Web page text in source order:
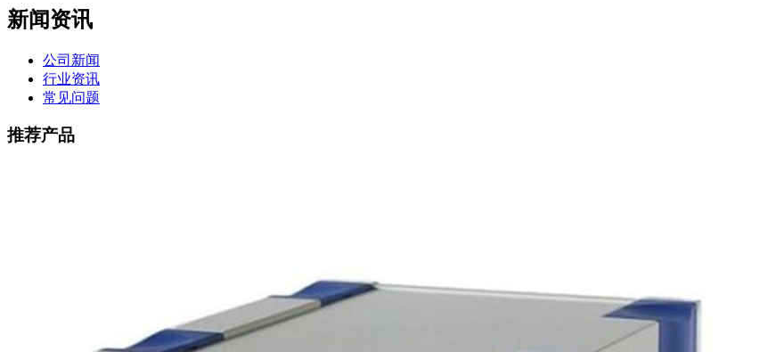
新闻资讯
公司新闻
行业资讯
常见问题
推荐产品